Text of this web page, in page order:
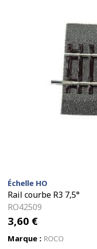
Échelle HO
Rail courbe R3 7,5°
RO42509
3,60 €
Marque : ROCO